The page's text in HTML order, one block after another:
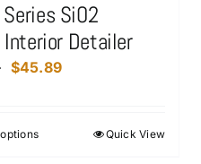
SiO2
Interior Detailer
$45.89Plage
$22.94
Ce
Quick View